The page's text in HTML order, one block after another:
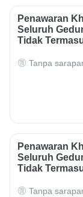
Penawaran
Seluruh
Tidak
Tanpa
Penawaran
Seluruh
Tidak
Tanpa